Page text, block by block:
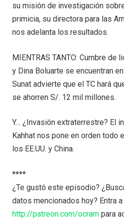
su misión de investigación
primicia, su directora para las
nos adelanta los resultados.
MIENTRAS TANTO: Cumbre de
y Dina Boluarte se encuentran
Sunat advierte que el TC hará
se ahorren S/. 12 mil millones.
Y… ¿Invasión extraterrestre? El
Kahhat nos pone en orden todo
los EE.UU. y China.
****
¿Te gustó este episodio?
datos mencionados hoy? Entra a
http://patreon.com/ocram para